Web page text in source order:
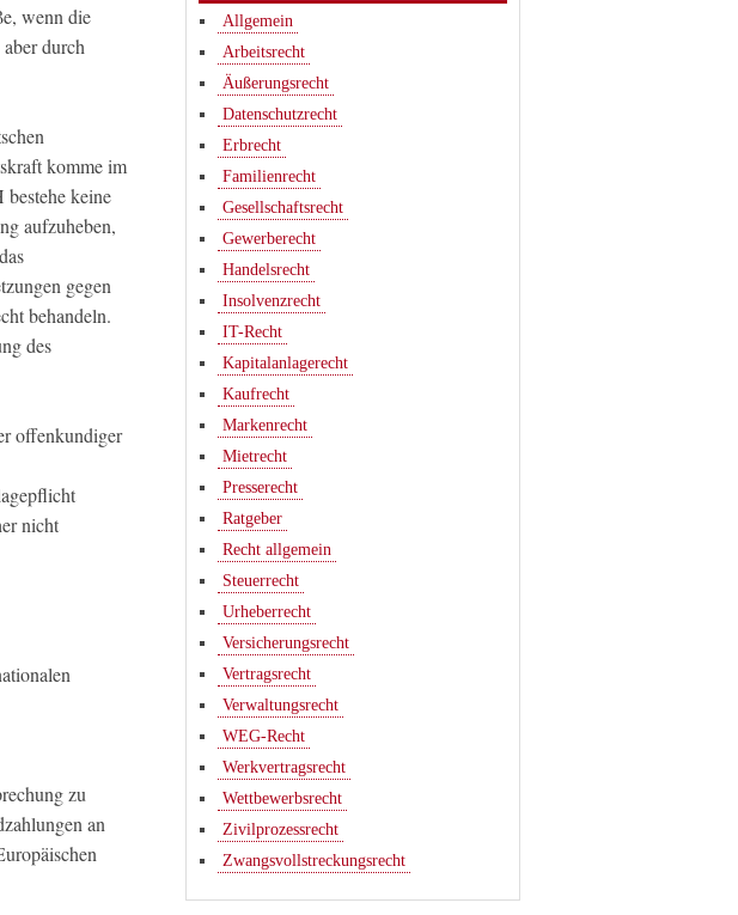
wenn die
durch
komme im
keine
aufzuheben,
gegen
behandeln.
des
offenkundiger
nicht
zu
an
Allgemein
Arbeitsrecht
Äußerungsrecht
Datenschutzrecht
Erbrecht
Familienrecht
Gesellschaftsrecht
Gewerberecht
Handelsrecht
Insolvenzrecht
IT-Recht
Kapitalanlagerecht
Kaufrecht
Markenrecht
Mietrecht
Presserecht
Ratgeber
Recht allgemein
Steuerrecht
Urheberrecht
Versicherungsrecht
Vertragsrecht
Verwaltungsrecht
WEG-Recht
Werkvertragsrecht
Wettbewerbsrecht
Zivilprozessrecht
Zwangsvollstreckungsrecht